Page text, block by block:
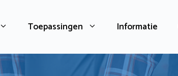
Toepassingen Informatie